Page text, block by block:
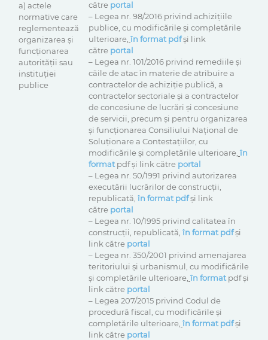
a) actele
normative care
reglementează
organizarea şi
funcţionarea
autorităţii sau
instituţiei
publice
către portal
– Legea nr. 98/2016 privind achizițiile
publice, cu modificările și completările
ulterioare, în format pdfși link
către portal
– Legea nr. 101/2016 privind remediile şi
căile de atac în materie de atribuire a
contractelor de achiziţie publică, a
contractelor sectoriale şi a contractelor
de concesiune de lucrări şi concesiune
de servicii, precum şi pentru organizarea
şi funcţionarea Consiliului Naţional de
Soluţionare a Contestaţiilor, cu
modificările și completările ulterioare, în
format pdf și link către portal
– Legea nr. 50/1991 privind autorizarea
executării lucrărilor de construcţii,
republicată, în format pdfși link
către portal
– Legea nr. 10/1995 privind calitatea în
construcţii, republicată, în format pdfși
link către portal
– Legea nr. 350/2001 privind amenajarea
teritoriului şi urbanismul, cu modificările
și completările ulterioare, în format pdf și
link către portal
– Legea 207/2015 privind Codul de
procedură fiscal, cu modificările și
completările ulterioare, în format pdfși
link către portal